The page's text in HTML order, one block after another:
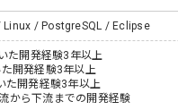
Linux / PostgreSQL / Eclipse
た開発経験3年以上
た開発経験3年以上
た開発経験3年以上
から下流までの開発経験